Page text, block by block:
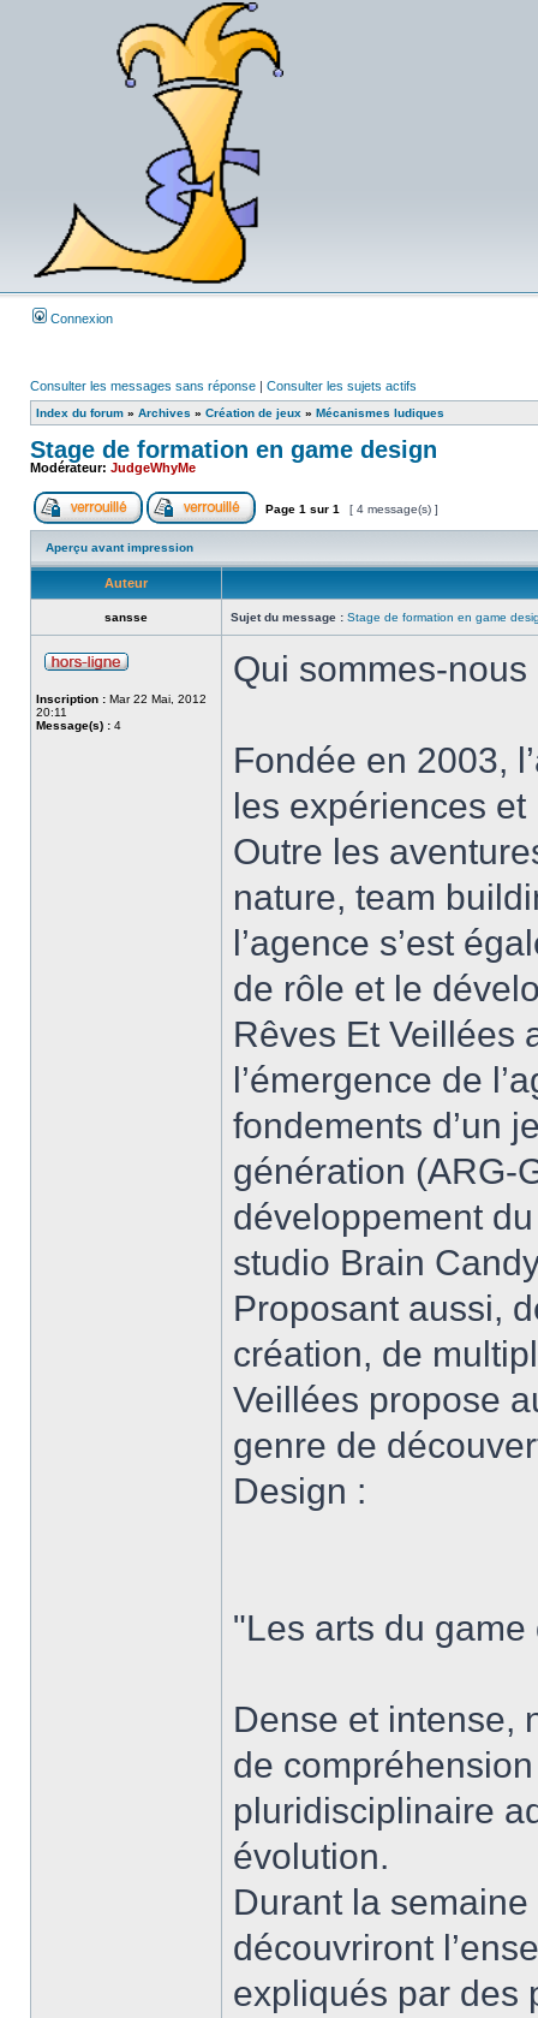
Connexion
Consulter les messages sans réponse | Consulter les sujets actifs
Index du forum » Archives » Création de jeux » Mécanismes ludiques
Stage de formation en game design
Modérateur: JudgeWhyMe
Page 1 sur 1 [ 4 message(s) ]
Aperçu avant impression
Auteur
sansse Sujet du message : Stage de formation en game
Inscription : Mar 22 Mai, 2012
20:11
Message(s) : 4
Qui sommes-nous
Fondée en 2003,
les expériences
Outre les
nature, team
l’agence s’est
de rôle et le
Rêves Et Veillées
l’émergence de
fondements d’un
génération (ARG-
développement
studio Brain
Proposant aussi,
création, de
Veillées propose
genre de
Design :
"Les arts du game
Dense et intense,
de
pluridisciplinaire
évolution.
Durant la
découvriront
expliqués par des